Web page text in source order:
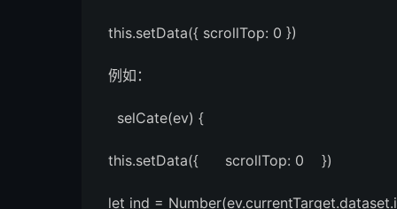
this.setData({ scrollTop: 0 })
例如：
selCate(ev) {
this.setData({ scrollTop: 0 })
let ind =